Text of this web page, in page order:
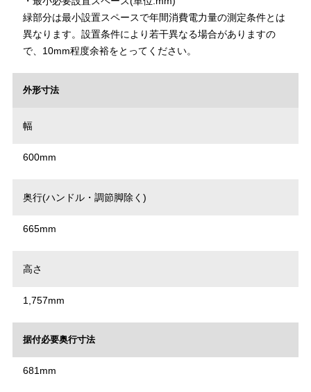
緑部分は最小設置スペースで年間消費電力量の測定条件とは
異なります。設置条件により若干異なる場合がありますの
で、10mm程度余裕をとってください。
外形寸法
幅
600mm
奥行(ハンドル・調節脚除く)
665mm
高さ
1,757mm
据付必要奥行寸法
681mm